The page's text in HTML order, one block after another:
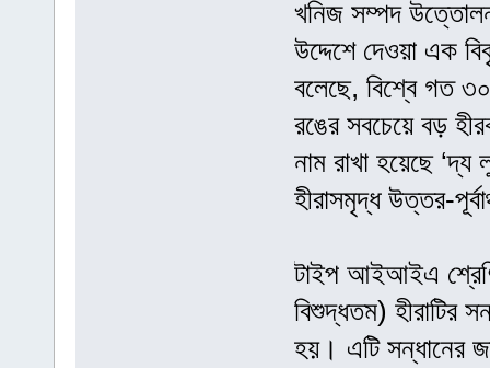
খনিজ সম্পদ
উদ্দেশে দেওয়া এক
বলেছে, বিশ্বে গত
রঙের সবচেয়ে বড়
নাম রাখা হয়েছে
হীরাসমৃদ্ধ উত্তর-
টাইপ আইআইএ
বিশুদ্ধতম) হীরাটির
হয়। এটি সন্ধানের